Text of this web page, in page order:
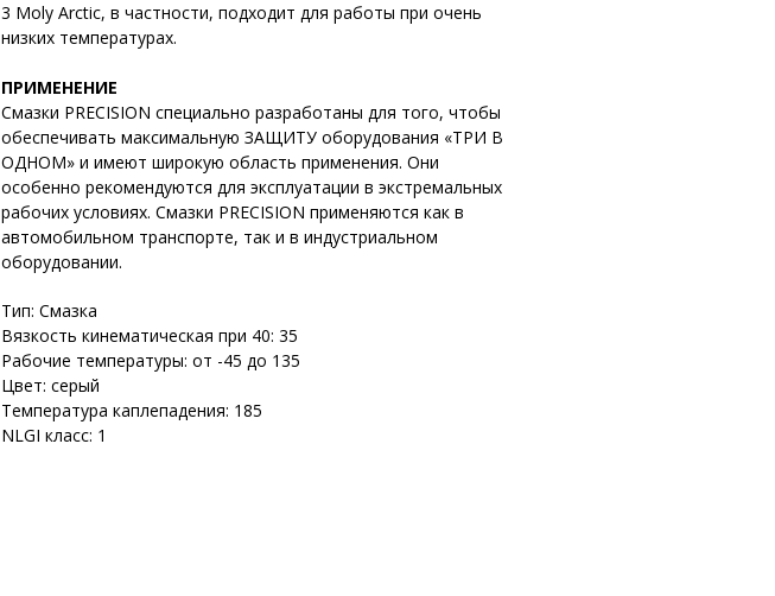
3 Moly Arctic, в частности, подходит для работы при очень
низких температурах.
ПРИМЕНЕНИЕ
Смазки PRECISION специально разработаны для того, чтобы
обеспечивать максимальную ЗАЩИТУ оборудования «ТРИ В
ОДНОМ» и имеют широкую область применения. Они
особенно рекомендуются для эксплуатации в экстремальных
рабочих условиях. Смазки PRECISION применяются как в
автомобильном транспорте, так и в индустриальном
оборудовании.
Тип: Смазка
Вязкость кинематическая при 40: 35
Рабочие температуры: от -45 до 135
Цвет: серый
Температура каплепадения: 185
NLGI класс: 1